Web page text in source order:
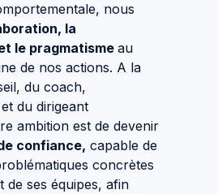
nous
la
le pragmatisme au
de nos actions. A la
du coach,
du dirigeant
ambition est de devenir
confiance, capable de
concrètes
de ses équipes, afin